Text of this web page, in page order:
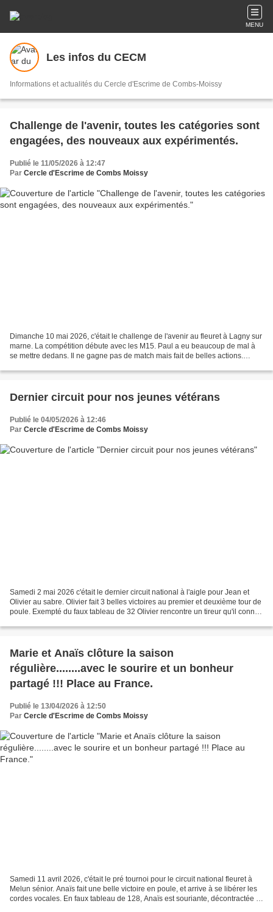
MENU
Les infos du CECM
Informations et actualités du Cercle d'Escrime de Combs-Moissy
Challenge de l'avenir, toutes les catégories sont
engagées, des nouveaux aux expérimentés.
Publié le 11/05/2026 à 12:47
Par Cercle d'Escrime de Combs Moissy
Dimanche 10 mai 2026, c'était le challenge de l'avenir au fleuret à Lagny sur
marne. La compétition débute avec les M15. Paul a eu beaucoup de mal à
se mettre dedans. Il ne gagne pas de match mais fait de belles actions.
Dernier circuit pour nos jeunes vétérans
Publié le 04/05/2026 à 12:46
Par Cercle d'Escrime de Combs Moissy
Samedi 2 mai 2026 c'était le dernier circuit national à l'aigle pour Jean et
Olivier au sabre. Olivier fait 3 belles victoires au premier et deuxième tour de
poule. Exempté du faux tableau de 32 Olivier rencontre un tireur qu'il connait
Marie et Anaïs clôture la saison
régulière........avec le sourire et un bonheur
partagé !!! Place au France.
Publié le 13/04/2026 à 12:50
Par Cercle d'Escrime de Combs Moissy
Samedi 11 avril 2026, c'était le pré tournoi pour le circuit national fleuret à
Melun sénior. Anaïs fait une belle victoire en poule, et arrive à se libérer les
cordes vocales. En faux tableau de 128, Anaïs est souriante, décontractée et